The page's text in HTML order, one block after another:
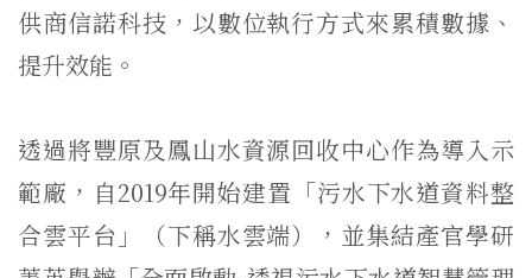
供商信諾科技，以數位執行方式來累積數據、
提升效能。
透過將豐原及鳳山水資源回收中心作為導入示
範廠，自2019年開始建置「污水下水道資料整
合雲平台」（下稱水雲端），並集結產官學研